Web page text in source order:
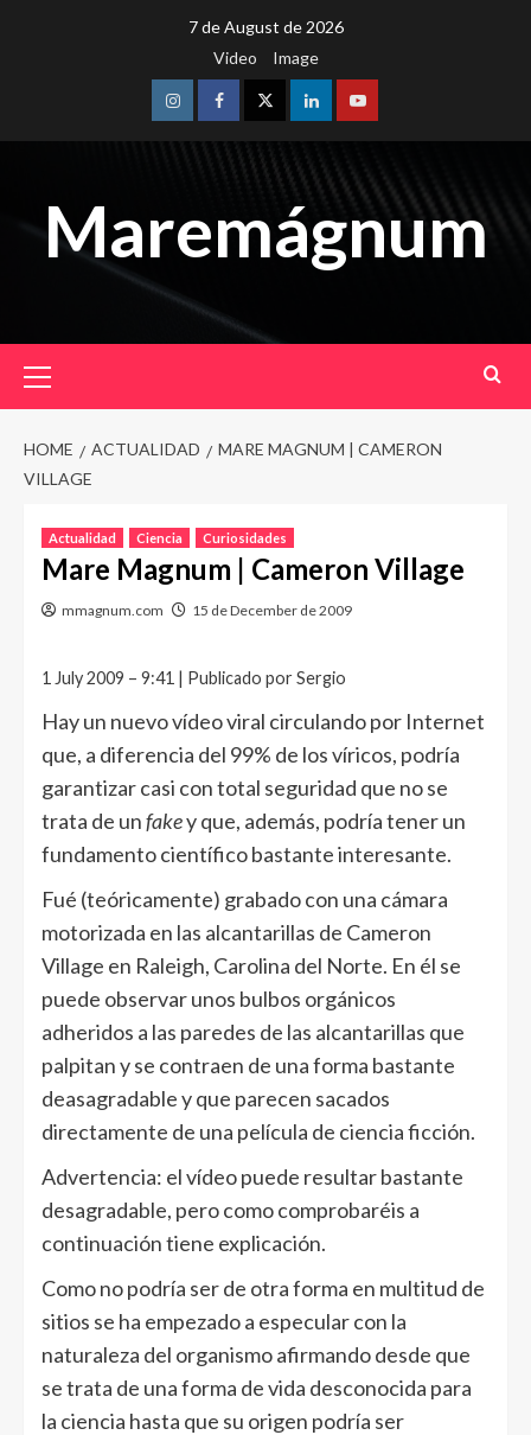
7 de August de 2026
Video
Image
InstagramFacebookTwitterLinkedinYoutube
Maremágnum
Menu
HOME ACTUALIDAD
MARE MAGNUM | CAMERON
VILLAGE
Actualidad Ciencia Curiosidades
Mare Magnum | Cameron Village
mmagnum.com 15 de December de 2009
1 July 2009 – 9:41 | Publicado por Sergio
Hay un nuevo vídeo viral circulando por Internet
que, a diferencia del 99% de los víricos, podría
garantizar casi con total seguridad que no se
trata de unfakey que, además, podría tener un
fundamento científico bastante interesante.
Fué (teóricamente) grabado con una cámara
motorizada en las alcantarillas de Cameron
Village en Raleigh, Carolina del Norte. En él se
puede observar unos bulbos orgánicos
adheridos a las paredes de las alcantarillas que
palpitan y se contraen de una forma bastante
deasagradable y que parecen sacados
directamente de una película de ciencia ficción.
Advertencia: el vídeo puede resultar bastante
desagradable, pero como comprobaréis a
continuación tiene explicación.
Como no podría ser de otra forma en multitud de
sitios se ha empezado a especular con la
naturaleza del organismo afirmando desde que
se trata de una forma de vida desconocida para
la ciencia hasta que su origen podría ser